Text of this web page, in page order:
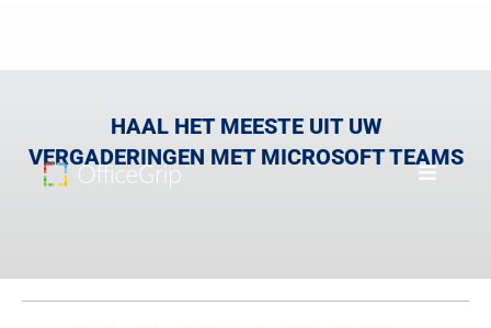
HAAL HET MEESTE UIT UW
VERGADERINGEN MET MICROSOFT TEAMS